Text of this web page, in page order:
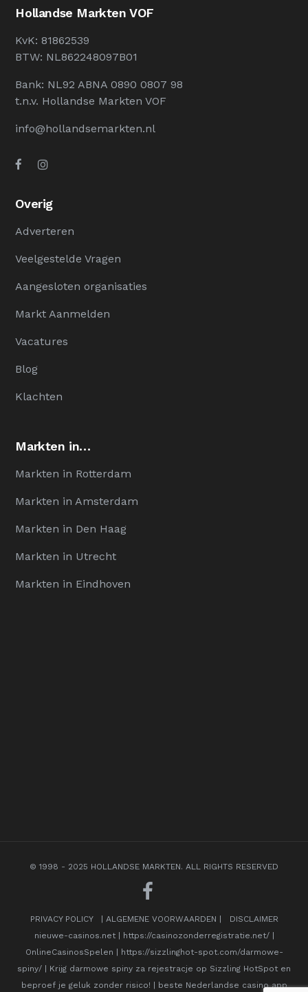
Hollandse Markten VOF
KvK: 81862539
BTW: NL862248097B01
Bank: NL92 ABNA 0890 0807 98
t.n.v. Hollandse Markten VOF
info@hollandsemarkten.nl
Overig
Adverteren
Veelgestelde Vragen
Aangesloten organisaties
Markt Aanmelden
Vacatures
Blog
Klachten
Markten in…
Markten in Rotterdam
Markten in Amsterdam
Markten in Den Haag
Markten in Utrecht
Markten in Eindhoven
© 1998 - 2025 HOLLANDSE MARKTEN. ALL RIGHTS RESERVED
PRIVACY POLICY ALGEMENE VOORWAARDEN
DISCLAIMER
nieuwe-casinos.net| https://casinozonderregistratie.net/|
OnlineCasinosSpelen
https://sizzlinghot-spot.com/darmowe-
spiny/
Krijg darmowe spiny za rejestracje op Sizzling HotSpot en
beproef je geluk zonder risico!
beste Nederlandse casino app